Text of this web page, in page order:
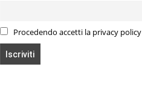
Procedendo accetti la privacy policy